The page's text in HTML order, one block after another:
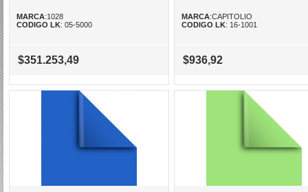
MARCA:1028
CODIGO LK: 05-5000
$351.253,49
MARCA:CAPITOLIO
CODIGO LK: 16-1001
$936,92